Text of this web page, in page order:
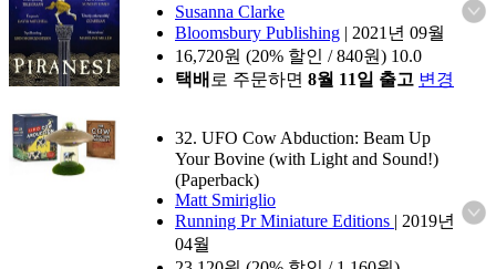
Susanna Clarke
Bloomsbury Publishing | 2021년 09월
16,720원 (20% 할인 / 840원) 10.0
택배 로 주문하면 8월 11일 출고 변경
32. UFO Cow Abduction: Beam Up
Your Bovine (with Light and Sound!)
(Paperback)
Matt Smiriglio
Running Pr Miniature Editions | 2019년
04월